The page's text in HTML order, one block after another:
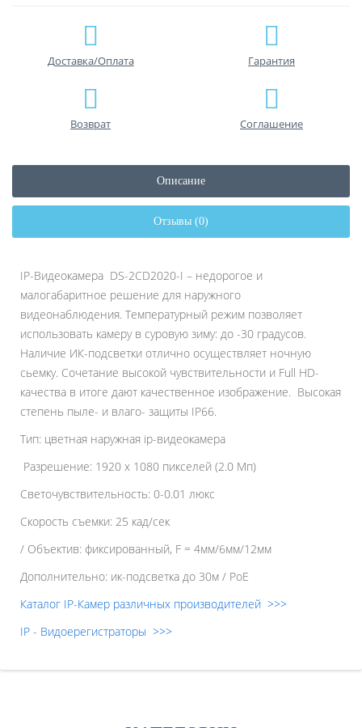
Доставка/Оплата Гарантия
Возврат Соглашение
Описание
Отзывы (0)
IP-Видеокамера DS-2CD2020-I – недорогое и
малогабаритное решение для наружного
видеонаблюдения. Температурный режим позволяет
использовать камеру в суровую зиму: до -30 градусов.
Наличие ИК-подсветки отлично осуществляет ночную
сьемку. Сочетание высокой чувствительности и Full HD-
качества в итоге дают качественное изображение. Высокая
степень пыле- и влаго- защиты IP66.
Тип: цветная наружная ip-видеокамера
Разрешение: 1920 x 1080 пикселей (2.0 Мп)
Светочувствительность: 0-0.01 люкс
Скорость съемки: 25 кад/сек
/ Объектив: фиксированный, F = 4мм/6мм/12мм
Дополнительно: ик-подсветка до 30м / PoE
Каталог IP-Камер различных производителей >>>
IP - Видоерегистраторы >>>